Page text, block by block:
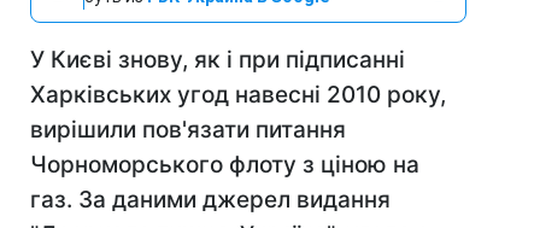
У Києві знову, як і при підписанні
Харківських угод навесні 2010 року,
вирішили пов'язати питання
Чорноморського флоту з ціною на
газ. За даними джерел видання